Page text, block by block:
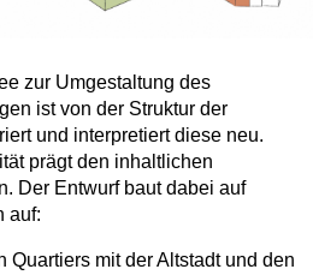
zur Umgestaltung des
ist von der Struktur der
und interpretiert diese neu.
prägt den inhaltlichen
Der Entwurf baut dabei auf
auf:
Quartiers mit der Altstadt und den